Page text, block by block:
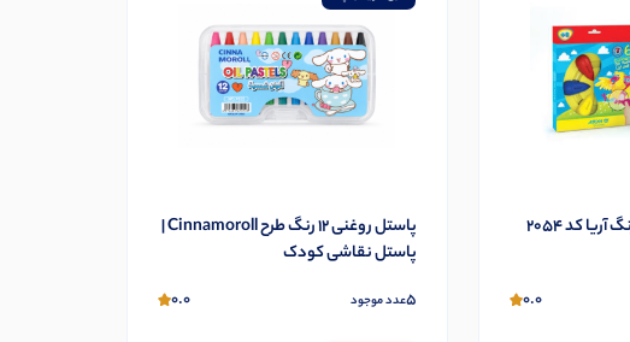
0.0
پاستل روغنی 12 رنگ طرح Cinnamoroll |
پاستل نقاشی کودک
5عدد موجود 0.0